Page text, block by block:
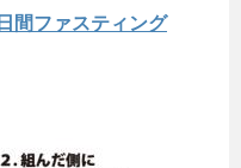
間ファスティング